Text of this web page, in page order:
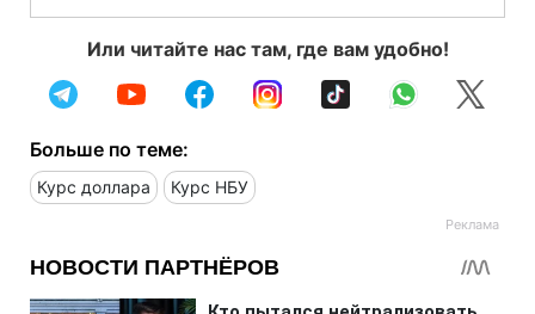
Или читайте нас там, где вам удобно!
Больше по теме:
Курс доллара Курс НБУ